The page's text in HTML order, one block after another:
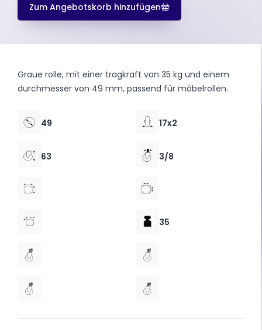
Zum Angebotskorb hinzufügen
Graue rolle, mit einer tragkraft von 35 kg und einem
durchmesser von 49 mm, passend für möbelrollen.
49 17x2
63 3/8
35